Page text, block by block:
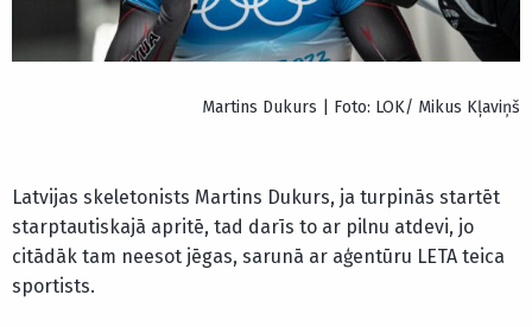
Martins Dukurs | Foto: LOK/ Mikus Kļaviņš
Latvijas skeletonists Martins Dukurs, ja turpinās startēt
starptautiskajā apritē, tad darīs to ar pilnu atdevi, jo
citādāk tam neesot jēgas, sarunā ar aģentūru LETA teica
sportists.